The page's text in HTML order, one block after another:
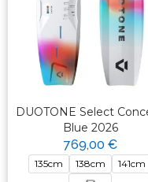
DUOTONE Select
Blue 2026
769,00 €
135cm 138cm 141cm